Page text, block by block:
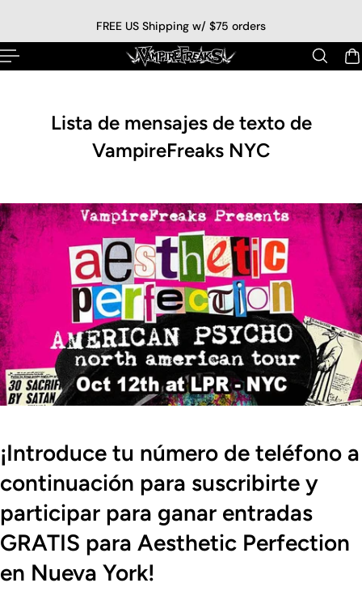
FREE US Shipping w/ $75 orders
Lista de mensajes de texto de
VampireFreaks NYC
¡Introduce tu número de teléfono a
continuación para suscribirte y
participar para ganar entradas
GRATIS para Aesthetic Perfection
en Nueva York!